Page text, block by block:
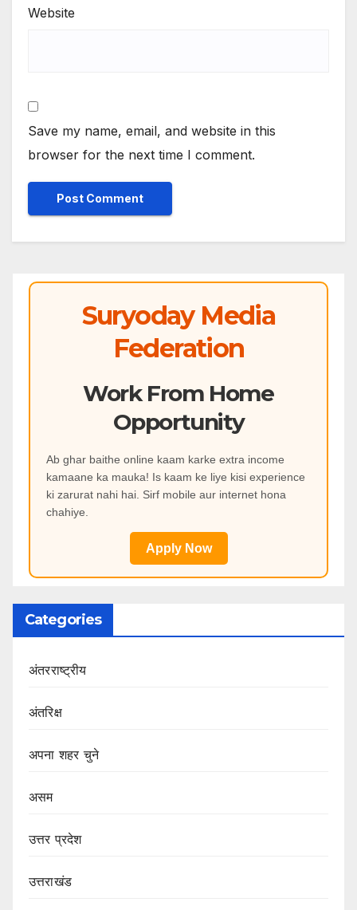
Website
Save my name, email, and website in this
browser for the next time I comment.
Suryoday Media
Federation
Work From Home
Opportunity
Ab ghar baithe online kaam karke extra income
kamaane ka mauka! Is kaam ke liye kisi experience
ki zarurat nahi hai. Sirf mobile aur internet hona
chahiye.
Apply Now
Categories
अंतरराष्ट्रीय
अंतरिक्ष
अपना शहर चुने
असम
उत्तर प्रदेश
उत्तराखंड